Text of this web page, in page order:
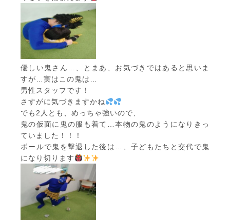
優しい鬼さん…、とまあ、お気づきではあると思いま
すが…実はこの鬼は…
男性スタッフです！
さすがに気づきますかね
でも2人とも、めっちゃ強いので、
鬼の仮面に鬼の服も着て…本物の鬼のようになりきっ
ていました！！！
ボールで鬼を撃退した後は…、子どもたちと交代で鬼
になり切ります